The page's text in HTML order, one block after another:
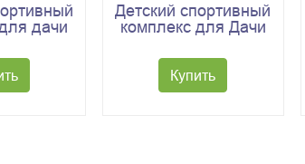
дачи
Детский спортивный
комплекс для Дачи
(Комплект №8)
Купить